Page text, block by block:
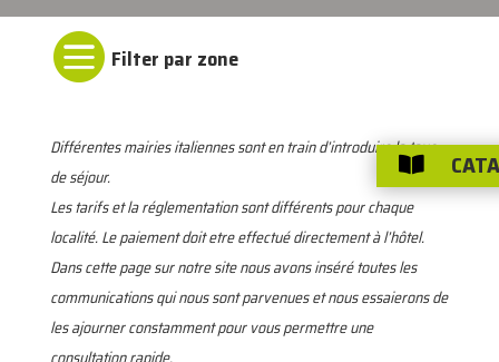

Différentes mairies italiennes sont en train d’introduire la taxe
de séjour.
Les tarifs et la réglementation sont différents pour chaque
localité. Le paiement doit etre effectué directement à l’hôtel.
Dans cette page sur notre site nous avons inséré toutes les
communications qui nous sont parvenues et nous essaierons de
les ajourner constamment pour vous permettre une
